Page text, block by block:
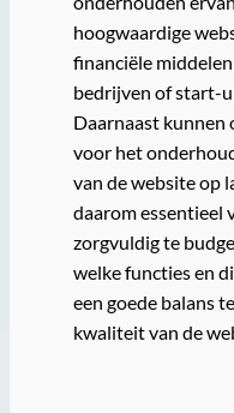
hoogwaardige
financiële
bedrijven of start-
Daarnaast kunnen
voor het
van de website op
daarom essentieel
zorgvuldig te
welke functies en
een goede balans
kwaliteit van de